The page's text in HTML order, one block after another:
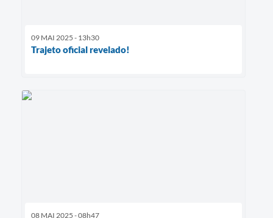
09 MAI 2025 - 13h30
Trajeto oficial revelado!
08 MAI 2025 - 08h47